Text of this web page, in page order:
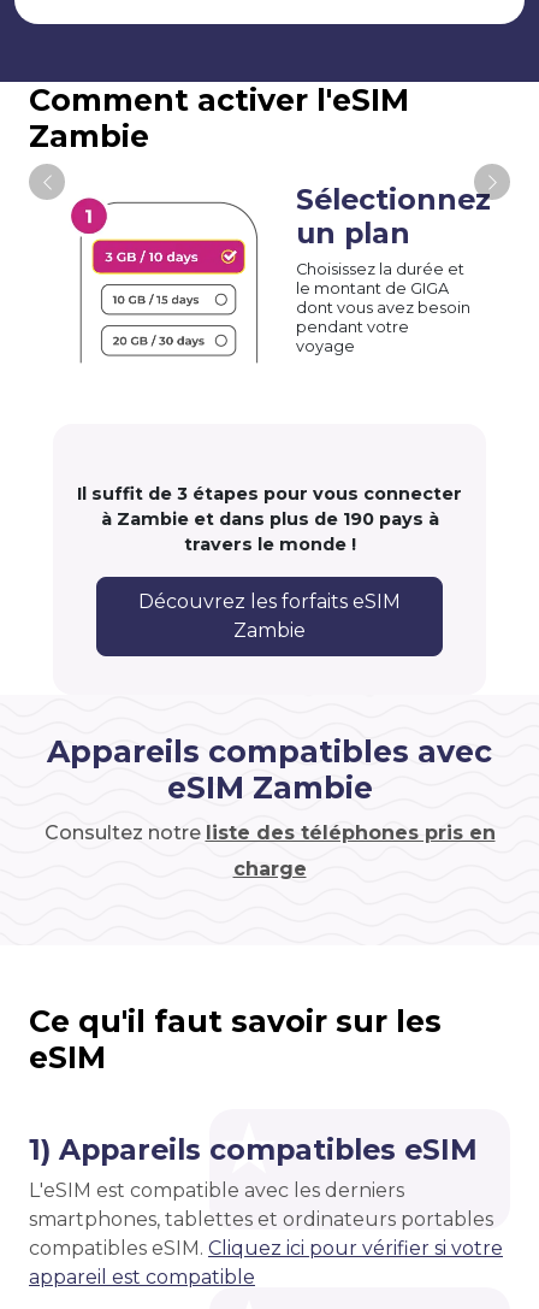
Comment activer l'eSIM
Zambie
Sélectionnez
un plan
Choisissez la durée et
le montant de GIGA
dont vous avez besoin
pendant votre
voyage
Il suffit de 3 étapes pour vous connecter
à Zambie et dans plus de 190 pays à
travers le monde !
Découvrez les forfaits eSIM
Zambie
Appareils compatibles avec
eSIM Zambie
Consultez notre liste des téléphones pris en
charge
Ce qu'il faut savoir sur les
eSIM
1) Appareils compatibles eSIM
L'eSIM est compatible avec les derniers
smartphones, tablettes et ordinateurs portables
compatibles eSIM. Cliquez ici pour vérifier si votre
appareil est compatible